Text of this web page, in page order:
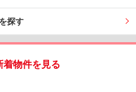
探す
着物件を見る